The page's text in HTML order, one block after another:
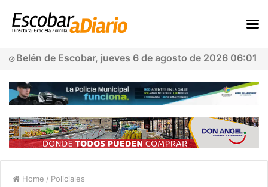
Belén de Escobar, jueves 6 de agosto de 2026 06:01
Home / Policiales